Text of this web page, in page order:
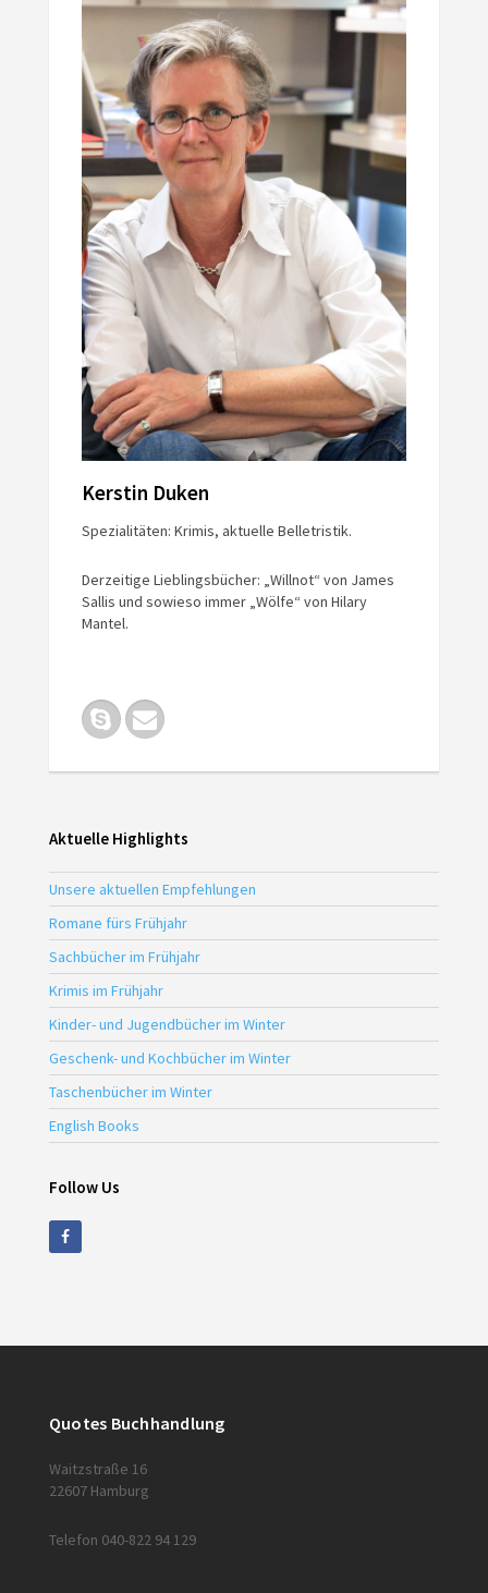
Kerstin Duken
Spezialitäten: Krimis, aktuelle Belletristik.
Derzeitige Lieblingsbücher: „Willnot“ von James
Sallis und sowieso immer „Wölfe“ von Hilary
Mantel.
Aktuelle Highlights
Unsere aktuellen Empfehlungen
Romane fürs Frühjahr
Sachbücher im Frühjahr
Krimis im Frühjahr
Kinder- und Jugendbücher im Winter
Geschenk- und Kochbücher im Winter
Taschenbücher im Winter
English Books
Follow Us
Quotes Buchhandlung
Waitzstraße 16
22607 Hamburg
Telefon 040-822 94 129